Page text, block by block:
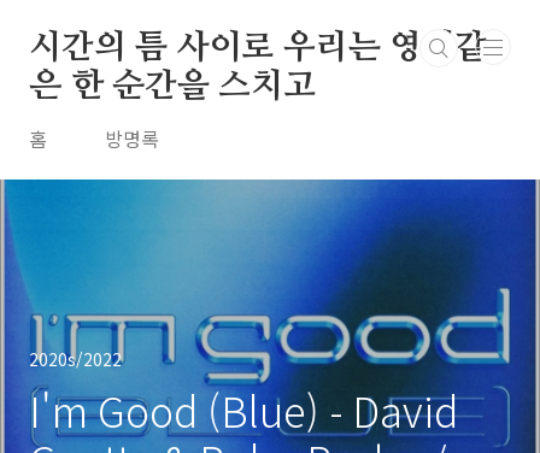
시간의 틈 사이로 우리는 영원같
은 한 순간을 스치고
홈 방명록
2020s/2022
I'm Good (Blue) - David